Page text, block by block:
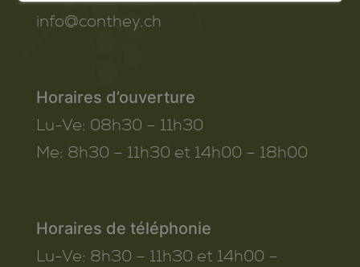
info@conthey.ch
Horaires d’ouverture
Lu-Ve: 08h30 – 11h30
Me: 8h30 – 11h30 et 14h00 – 18h00
Horaires de téléphonie
Lu-Ve: 8h30 – 11h30 et 14h00 –